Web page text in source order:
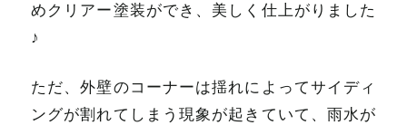
めクリアー塗装ができ、美しく仕上がりました
♪
ただ、外壁のコーナーは揺れによってサイディ
ングが割れてしまう現象が起きていて、雨水が